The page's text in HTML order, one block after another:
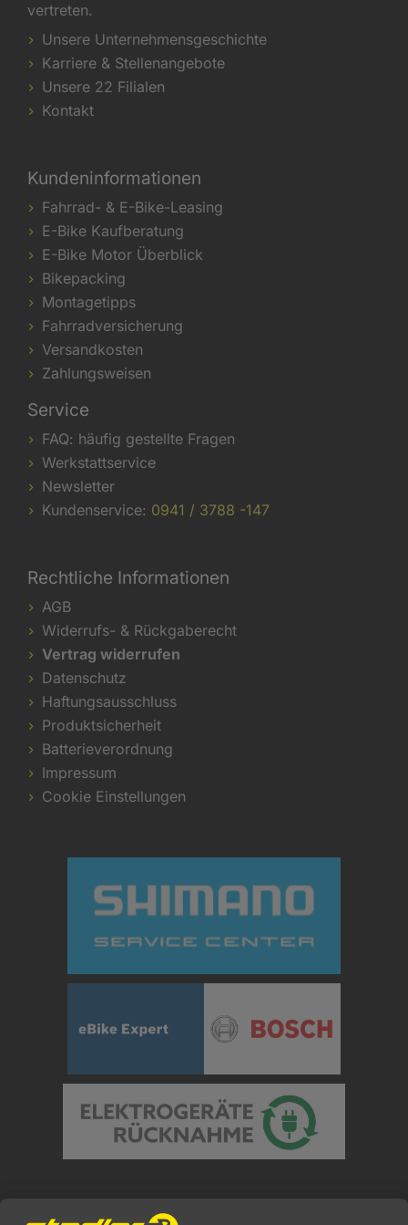
vertreten.
Unsere Unternehmensgeschichte
Karriere & Stellenangebote
Unsere 22 Filialen
Kontakt
Kundeninformationen
Fahrrad- & E-Bike-Leasing
E-Bike Kaufberatung
E-Bike Motor Überblick
Bikepacking
Montagetipps
Fahrradversicherung
Versandkosten
Zahlungsweisen
Service
FAQ: häufig gestellte Fragen
Werkstattservice
Newsletter
Kundenservice: 0941 / 3788 -147
Rechtliche Informationen
AGB
Widerrufs- & Rückgaberecht
Vertrag widerrufen
Datenschutz
Haftungsausschluss
Produktsicherheit
Batterieverordnung
Impressum
Cookie Einstellungen